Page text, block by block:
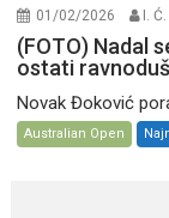
01/02/2026 I. Ć.
(FOTO) Nadal
ostati
Novak Đoković
Australian Open